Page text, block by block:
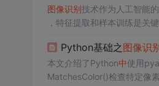
图像识别技术作为人工智能
，特征提取和样本训练是关
Python基础之 图像识
本文介绍了Python中使用
MatchesColor()检查特定像